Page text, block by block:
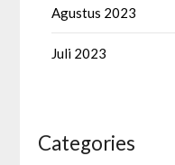
Agustus 2023
Juli 2023
Categories